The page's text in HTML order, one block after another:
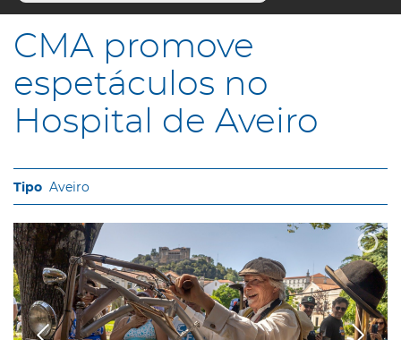
CMA promove
espetáculos no
Hospital de Aveiro
Aveiro